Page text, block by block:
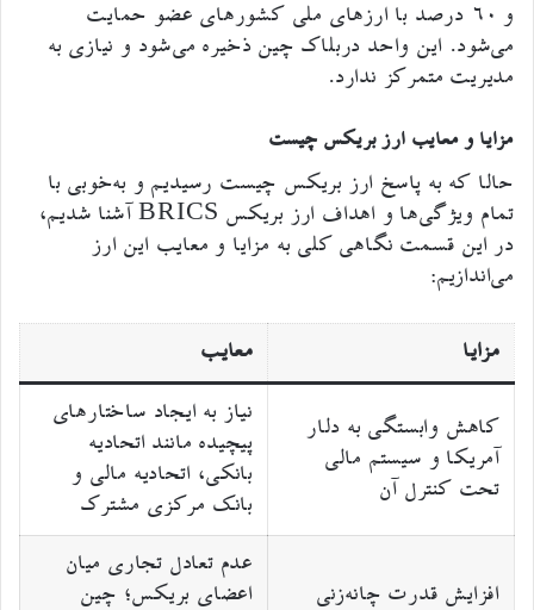
و ۶۰ درصد با ارزهای ملی کشورهای عضو حمایت
می‌شود. این واحد دربلاک چین ذخیره می‌شود و نیازی به
مدیریت متمرکز ندارد.
مزایا و معایب ارز بریکس چیست
حالا که به پاسخ ارز بریکس چیست رسیدیم و به‌خوبی با
تمام ویژگی‌ها و اهداف ارز بریکس BRICS آشنا شدیم،
در این قسمت نگاهی کلی به مزایا و معایب این ارز
می‌اندازیم:
مزایا معایب
کاهش وابستگی به دلار
آمریکا و سیستم مالی
تحت کنترل آن
نیاز به ایجاد ساختارهای
پیچیده مانند اتحادیه
بانکی، اتحادیه مالی و
بانک مرکزی مشترک
افزایش قدرت چانه‌زنی
عدم تعادل تجاری میان
اعضای بریکس؛ چین